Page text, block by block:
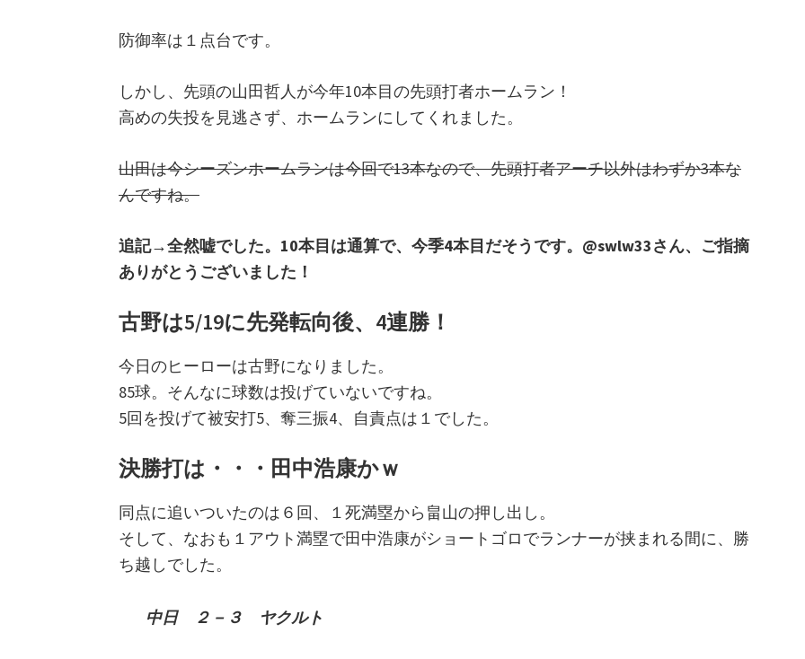
防御率は１点台です。
しかし、先頭の山田哲人が今年10本目の先頭打者ホームラン！
高めの失投を見逃さず、ホームランにしてくれました。
山田は今シーズンホームランは今回で13本なので、先頭打者アーチ以外はわずか3本な
んですね。
追記→全然嘘でした。10本目は通算で、今季4本目だそうです。@swlw33さん、ご指摘
ありがとうございました！
古野は5/19に先発転向後、4連勝！
今日のヒーローは古野になりました。
85球。そんなに球数は投げていないですね。
5回を投げて被安打5、奪三振4、自責点は１でした。
決勝打は・・・田中浩康かｗ
同点に追いついたのは６回、１死満塁から畠山の押し出し。
そして、なおも１アウト満塁で田中浩康がショートゴロでランナーが挟まれる間に、勝
ち越しでした。
中日 ２－３ ヤクルト